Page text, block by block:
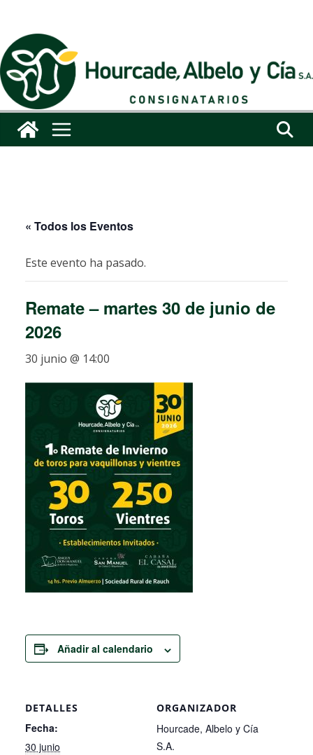
contenido
« Todos los Eventos
Este evento ha pasado.
Remate – martes 30 de junio de
2026
30 junio @ 14:00
Añadir al calendario
DETALLES
Fecha:
30 junio
ORGANIZADOR
Hourcade, Albelo y Cía
S.A.